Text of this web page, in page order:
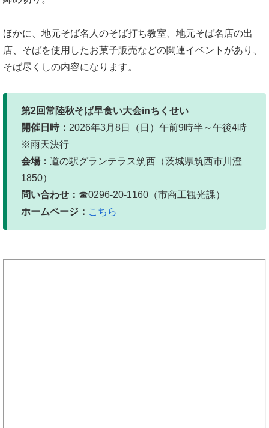
ほかに、地元そば名人のそば打ち教室、地元そば名店の出
店、そばを使用したお菓子販売などの関連イベントがあり、
そば尽くしの内容になります。
第2回常陸秋そば早食い大会inちくせい
開催日時： 2026年3月8日（日）午前9時半～午後4時
※雨天決行
会場： 道の駅グランテラス筑西（茨城県筑西市川澄
1850）
問い合わせ： ☎0296-20-1160（市商工観光課）
ホームページ： こちら